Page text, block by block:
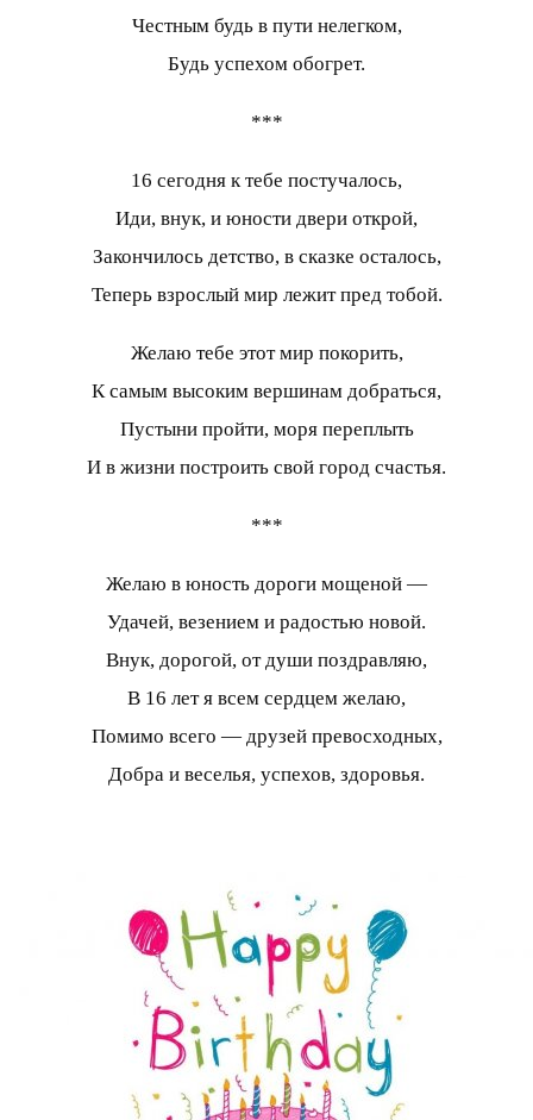
Честным будь в пути нелегком,
Будь успехом обогрет.
***
16 сегодня к тебе постучалось,
Иди, внук, и юности двери открой,
Закончилось детство, в сказке осталось,
Теперь взрослый мир лежит пред тобой.
Желаю тебе этот мир покорить,
К самым высоким вершинам добраться,
Пустыни пройти, моря переплыть
И в жизни построить свой город счастья.
***
Желаю в юность дороги мощеной —
Удачей, везением и радостью новой.
Внук, дорогой, от души поздравляю,
В 16 лет я всем сердцем желаю,
Помимо всего — друзей превосходных,
Добра и веселья, успехов, здоровья.